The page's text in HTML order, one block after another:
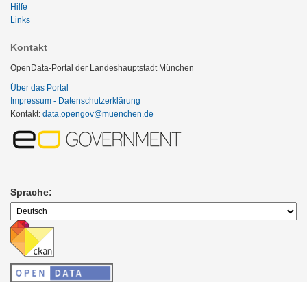
Hilfe
Links
Kontakt
OpenData-Portal der Landeshauptstadt München
Über das Portal
Impressum - Datenschutzerklärung
Kontakt: data.opengov@muenchen.de
Sprache